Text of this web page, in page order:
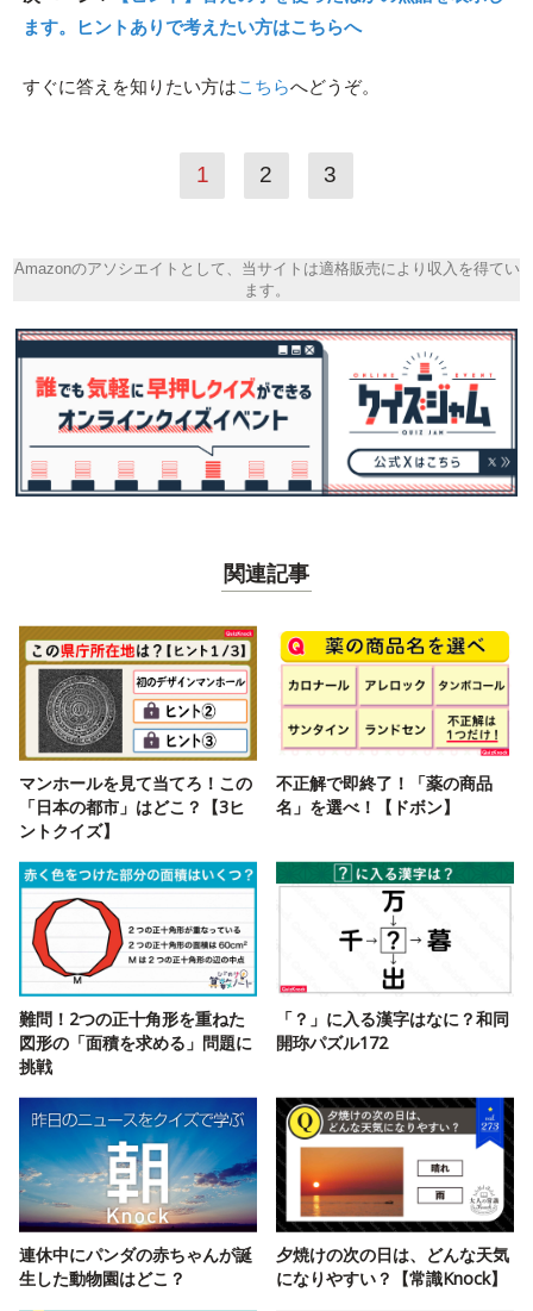
ます。ヒントありで考えたい方はこちらへ
すぐに答えを知りたい方はこちらへどうぞ。
1 2 3
Amazonのアソシエイトとして、当サイトは適格販売により収入を得てい
ます。
関連記事
マンホールを見て当てろ！この
「日本の都市」はどこ？【3ヒ
ントクイズ】
不正解で即終了！「薬の商品
名」を選べ！【ドボン】
難問！2つの正十角形を重ねた
図形の「面積を求める」問題に
挑戦
「？」に入る漢字はなに？和同
開珎パズル172
連休中にパンダの赤ちゃんが誕
生した動物園はどこ？
夕焼けの次の日は、どんな天気
になりやすい？【常識Knock】